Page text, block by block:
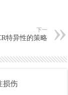
下一
特异性的策略
损伤